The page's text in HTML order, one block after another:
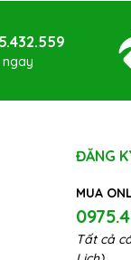
ĐĂNG
MUA
Tất cả